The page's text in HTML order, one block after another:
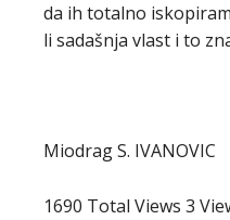
da ih totalno
li sadašnja vlast i to
Miodrag S. IVANOVIC
1690 Total Views 3